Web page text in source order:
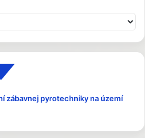
zábavnej pyrotechniky na území